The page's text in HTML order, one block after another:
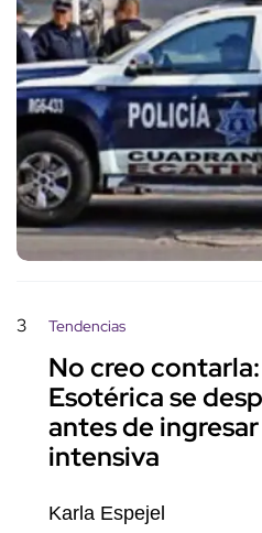
3 Tendencias
No creo
Esotérica se
antes de
intensiva
Karla Espejel